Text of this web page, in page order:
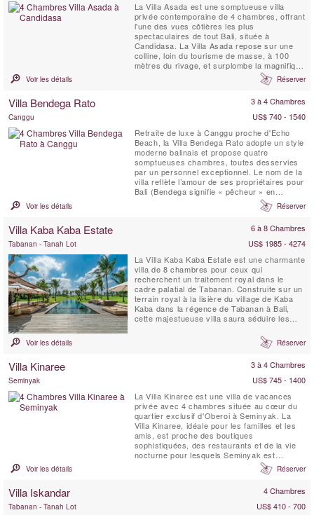
La Villa Asada est une somptueuse villa
privée contemporaine de 4 chambres, offrant
l'une des vues côtières les plus
spectaculaires de tout Bali, située à
Candidasa. La Villa Asada repose sur une
colline, loin du tourisme de masse, à 100
mètres du rivage, et surplombe la magnifique
baie de Labuan Amuk, près de Candidasa, à
l'est de Bali. Avec ses nombreux espaces de
larges balcons, une salle de sport bien
Voir les détails Réserver
Villa Bendega Rato 3 à 4 Chambres
Canggu
US$ 740 - 1540
Retraite de luxe à Canggu proche d'Echo
Beach, la Villa Bendega Rato adopte un style
moderne balinais et propose quatre
somptueuses chambres, toutes desservies
par un personnel exceptionnel. Le nom de la
villa reflète l’amour de ses propriétaires pour
Bali (Bendega signifie « pêcheur » en
balinais) et pour leur pays d’origine, la
Nouvelle-Zélande (Rato signifie « coucher de
terrasse offrant une vue spectaculaire sur
Voir les détails Réserver
Villa Kaba Kaba Estate 6 à 8 Chambres
Tabanan - Tanah Lot
US$ 1985 - 4274
La Villa Kaba Kaba Estate est une charmante
villa de 8 chambres pour ceux qui
recherchent un traitement royal dans le
cadre palatial de Tabanan. Construite sur un
terrain royal à la lisière du village de Kaba
Kaba dans la régence de Tabanan à Bali,
cette majestueuse villa saura séduire les
Rajasthan gardant la cour des lotus au trône
doré d'un temple birman présidant le pavillon
Voir les détails Réserver
Villa Kinaree 3 à 4 Chambres
Seminyak
US$ 745 - 1400
La Villa Kinaree est une villa de vacances
privée avec 4 chambres située au cœur du
quartier exclusif d'Oberoi à Seminyak. La
Villa Kinaree, idéale pour les familles et les
amis, est proche des boutiques
sophistiquées, des restaurants et de la vie
nocturne pour lesquels Seminyak est
devenue célèbre. Elle se trouve à quelques
Voir les détails Réserver
Villa Iskandar 4 Chambres
Tabanan - Tanah Lot
US$ 410 - 700